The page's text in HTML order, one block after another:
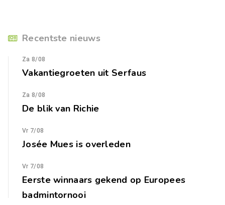
Recentste nieuws
Za 8/08
Vakantiegroeten uit Serfaus
Za 8/08
De blik van Richie
Vr 7/08
Josée Mues is overleden
Vr 7/08
Eerste winnaars gekend op Europees
badmintornooi